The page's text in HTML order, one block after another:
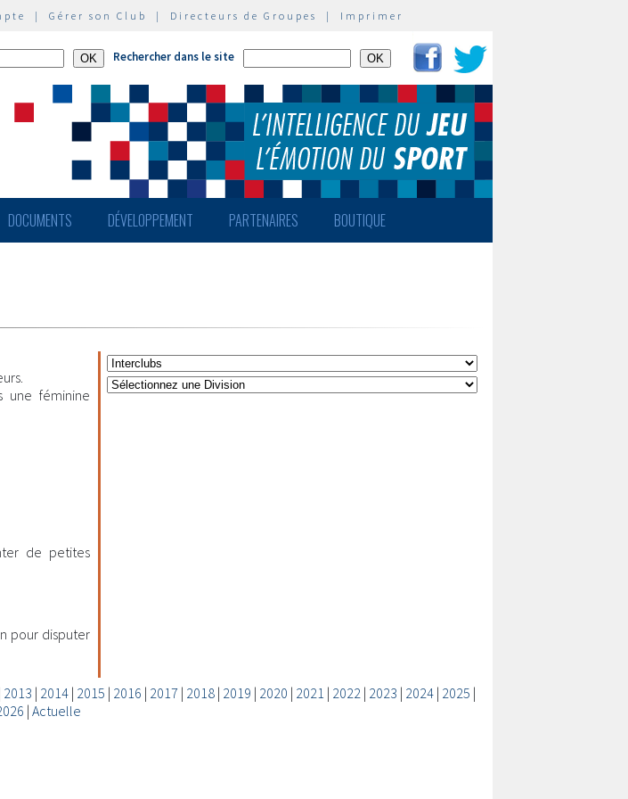
| Gérer son Club | Directeurs de Groupes | Imprimer
Rechercher dans le site
DOCUMENTS DÉVELOPPEMENT PARTENAIRES BOUTIQUE
une féminine
de petites
pour disputer
2013 | 2014| 2015 | 2016 | 2017 | 2018| 2019 | 2020 | 2021 | 2022| 2023 | 2024| 2025 |
| Actuelle